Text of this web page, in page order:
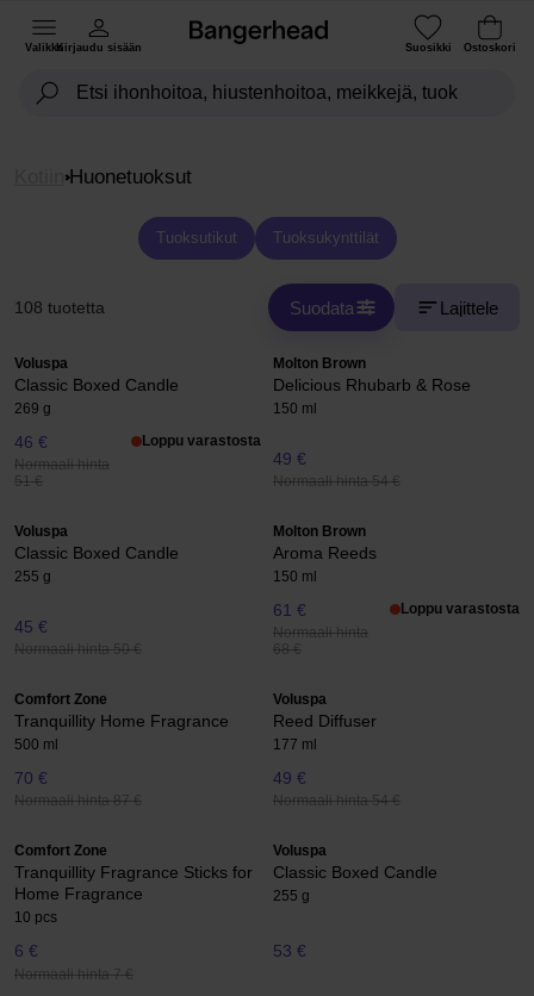
ValikkoKirjaudu sisään Suosikki Ostoskori
Huonetuoksut
Tuoksutikut Tuoksukynttilät
108 tuotetta Suodata Lajittele
Voluspa
Classic Boxed Candle
269 g
46 €
Normaali hinta
51 €
Loppu varastosta
Molton Brown
Delicious Rhubarb & Rose
150 ml
49 €
Normaali hinta 54 €
Voluspa
Classic Boxed Candle
255 g
45 €
Normaali hinta 50 €
Molton Brown
Aroma Reeds
150 ml
61 €
Normaali hinta
68 €
Loppu varastosta
Comfort Zone
Tranquillity Home Fragrance
500 ml
70 €
Normaali hinta 87 €
Voluspa
Reed Diffuser
177 ml
49 €
Normaali hinta 54 €
Comfort Zone
Tranquillity Fragrance Sticks for
Home Fragrance
10 pcs
6 €
Normaali hinta 7 €
Voluspa
Classic Boxed Candle
255 g
53 €